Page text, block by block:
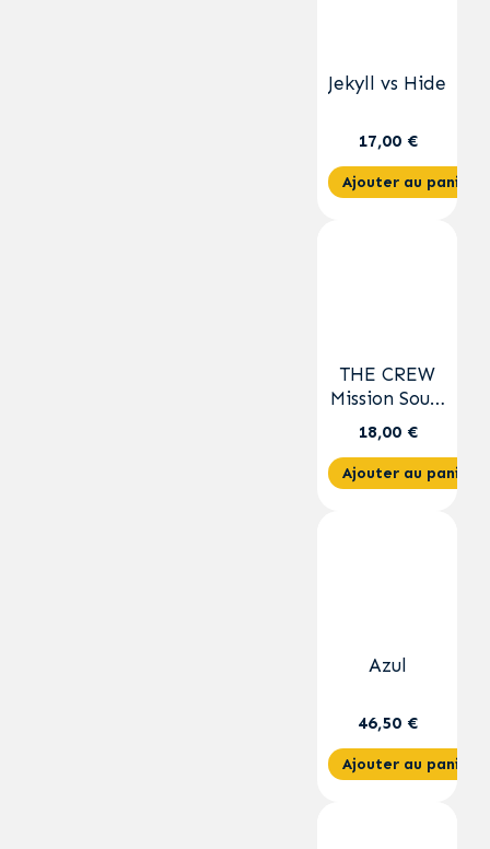
Jekyll vs Hide
17,00 €
Ajouter au panier
THE CREW
Mission Sous-
Marine
18,00 €
Ajouter au panier
Azul
46,50 €
Ajouter au panier